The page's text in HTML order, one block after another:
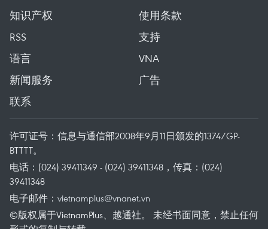
知识产权
使用条款
RSS
支持
语言
VNA
新闻服务
广告
联系
许可证号：信息与通信部2008年9月11日颁发的1374/GP-
BTTTT。
电话：(024) 39411349 - (024) 39411348，传真：(024)
39411348
电子邮件： vietnamplus@vnanet.vn
©版权属于VietnamPlus、越通社。 未经书面同意，禁止任何